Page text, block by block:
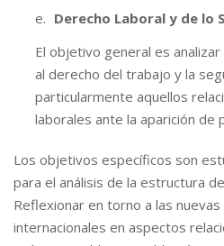
Derecho Laboral y de lo
El objetivo general es
al derecho del trabajo y la
particularmente aquellos
laborales ante la aparición de
Los objetivos específicos son
para el análisis de la estructura
Reflexionar en torno a las
internacionales en aspectos